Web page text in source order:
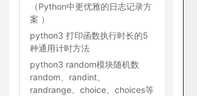
（Python中更优雅的日志记录方
案 ）
python3 打印函数执行时长的5
种通用计时方法
python3 random模块随机数
random、randint、
randrange、choice、choices等